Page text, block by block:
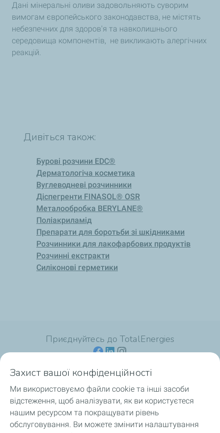
Дані мінеральні оливи задовольняють суворим
вимогам європейського законодавства, не містять
небезпечних для здоров'я та навколишнього
середовища компонентів, не викликають алергічних
реакцій.
Дивіться також:
Бурові розчини EDC®
Дерматологіча косметика
Вуглеводневі розчинники
Діспегренти FINASOL® OSR
Металообробка BERYLANE®
Поліакриламід
Препарати для боротьби зі шкідниками
Розчинники для лакофарбових продуктів
Розчинні екстракти
Силіконові герметики
Приєднуйтесь до TotalEnergies
Для споживачів
Для професіоналів
Захист вашої конфіденційності
Ми використовуємо файли cookie та інші засоби
відстеження, щоб аналізувати, як ви користуєтеся
нашим ресурсом та покращувати рівень
обслуговування. Ви можете змінити налаштування